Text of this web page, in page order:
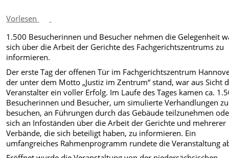
Vorlesen
1.500 Besucherinnen und Besucher nehmen die Gelegenheit
sich über die Arbeit der Gerichte des Fachgerichtszentrums zu
informieren.
Der erste Tag der offenen Tür im Fachgerichtszentrum
der unter dem Motto „Justiz im Zentrum“ stand, war aus Sicht
Veranstalter ein voller Erfolg. Im Laufe des Tages kamen ca.
Besucherinnen und Besucher, um simulierte Verhandlungen zu
besuchen, an Führungen durch das Gebäude teilzunehmen
sich an Infoständen über die Arbeit der Gerichte und mehrerer
Verbände, die sich beteiligt haben, zu informieren. Ein
umfangreiches Rahmenprogramm rundete die Veranstaltung